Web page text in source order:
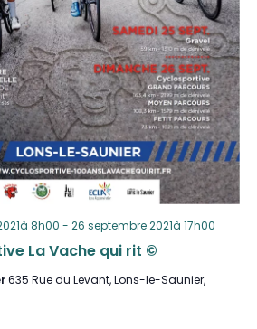
La Vache qui rit ©
8h00 - 26 septembre 2021à 17h00
635 Rue du Levant, Lons-le-Saunier,